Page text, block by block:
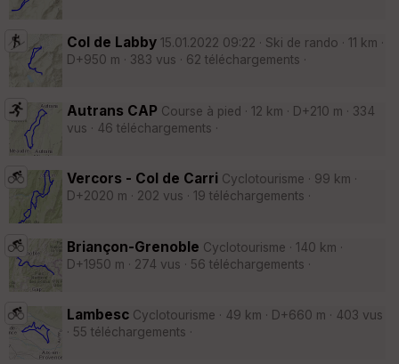
Col de Labby 15.01.2022 09:22 · Ski de rando · 11 km ·
D+950 m · 383 vus · 62 téléchargements ·
Autrans CAP Course à pied · 12 km · D+210 m · 334
vus · 46 téléchargements ·
Vercors - Col de Carri Cyclotourisme · 99 km ·
D+2020 m · 202 vus · 19 téléchargements ·
Briançon-Grenoble Cyclotourisme · 140 km ·
D+1950 m · 274 vus · 56 téléchargements ·
Lambesc Cyclotourisme · 49 km · D+660 m · 403 vus
· 55 téléchargements ·